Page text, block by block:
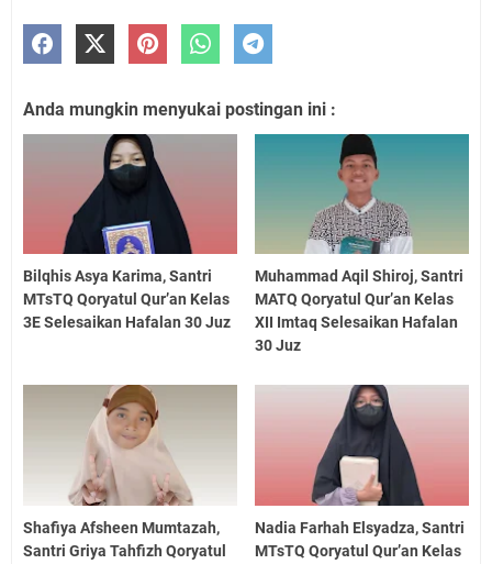
Anda mungkin menyukai postingan ini :
Bilqhis Asya Karima, Santri
MTsTQ Qoryatul Qur’an Kelas
3E Selesaikan Hafalan 30 Juz
Muhammad Aqil Shiroj, Santri
MATQ Qoryatul Qur’an Kelas
XII Imtaq Selesaikan Hafalan
30 Juz
Shafiya Afsheen Mumtazah,
Santri Griya Tahfizh Qoryatul
Nadia Farhah Elsyadza, Santri
MTsTQ Qoryatul Qur’an Kelas